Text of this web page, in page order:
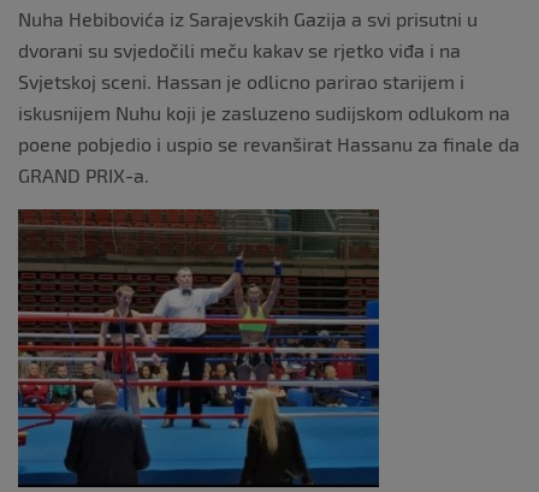
Nuha Hebibovića iz Sarajevskih Gazija a svi prisutni u
dvorani su svjedočili meču kakav se rjetko viđa i na
Svjetskoj sceni. Hassan je odlicno parirao starijem i
iskusnijem Nuhu koji je zasluzeno sudijskom odlukom na
poene pobjedio i uspio se revanširat Hassanu za finale da
GRAND PRIX-a.